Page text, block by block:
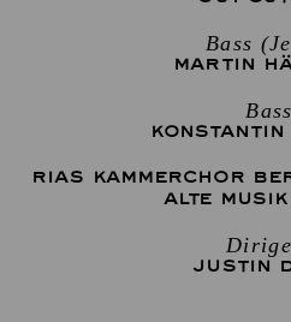
Bass
MARTIN
Bass
RIAS KAMMERCHOR
ALTE
JUSTIN